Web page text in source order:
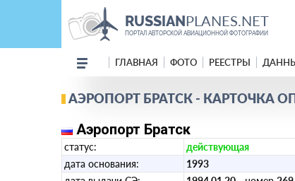
RUSSIANPLANES.NET
ПОРТАЛ АВТОРСКОЙ АВИАЦИОННОЙ ФОТОГРАФИИ
ГЛАВНАЯ ФОТО РЕЕСТРЫ
АЭРОПОРТ БРАТСК - КАРТОЧКА
Аэропорт Братск
статус:
действующая
дата основания:
1993